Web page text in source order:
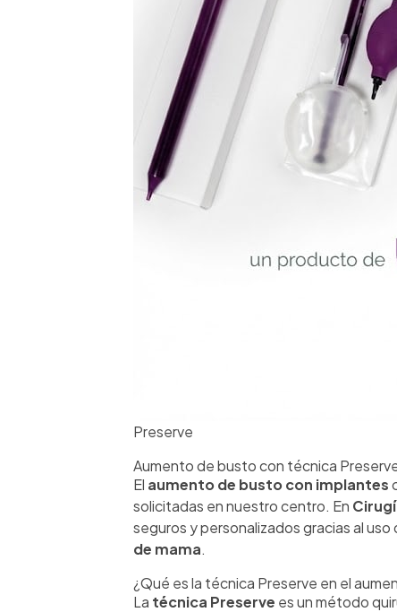
Preserve
Aumento de busto con técnica
El aumento de busto con implantes
solicitadas en nuestro centro. En
seguros y personalizados gracias al
de mama.
¿Qué es la técnica Preserve en el
La técnica Preserve es un método